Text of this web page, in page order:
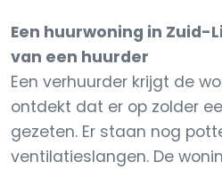
Een huurwoning in Zuid-
van een huurder
Een verhuurder krijgt de
ontdekt dat er op zolder
gezeten. Er staan nog
ventilatieslangen. De